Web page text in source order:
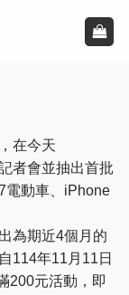
在今天
者會並抽出首批
電動車、iPhone
為期近4個月的
114年11月11日
200元活動，即